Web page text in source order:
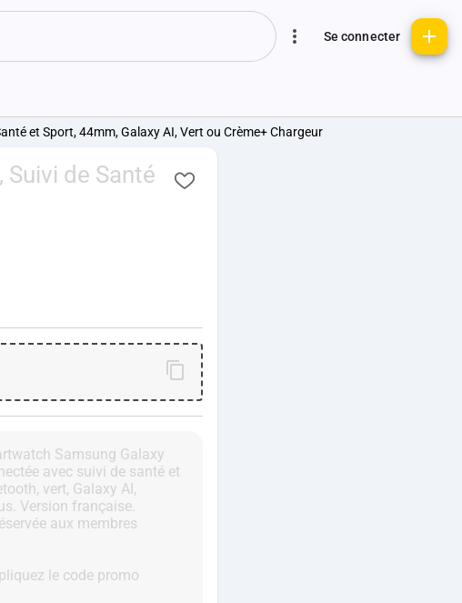
Se connecter
et Sport, 44mm, Galaxy AI, Vert ou Crème+ Chargeur
de Santé
Samsung Galaxy
avec suivi de santé et
vert, Galaxy AI,
Version française.
aux membres
le code promo